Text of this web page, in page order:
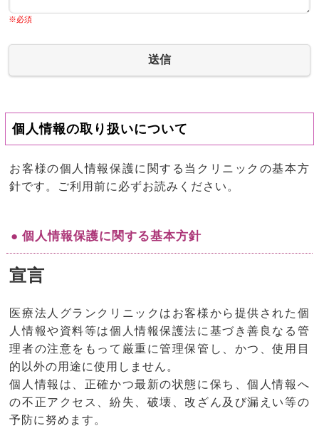
※必須
送信
個人情報の取り扱いについて
お客様の個人情報保護に関する当クリニックの基本方
針です。ご利用前に必ずお読みください。
● 個人情報保護に関する基本方針
宣言
医療法人グランクリニックはお客様から提供された個
人情報や資料等は個人情報保護法に基づき善良なる管
理者の注意をもって厳重に管理保管し、かつ、使用目
的以外の用途に使用しません。
個人情報は、正確かつ最新の状態に保ち、個人情報へ
の不正アクセス、紛失、破壊、改ざん及び漏えい等の
予防に努めます。